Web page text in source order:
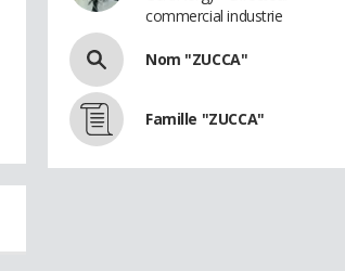
commercial industrie
Nom "ZUCCA"
Famille "ZUCCA"